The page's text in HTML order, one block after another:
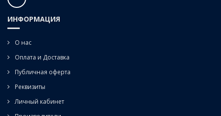
ИНФОРМАЦИЯ
О нас
Оплата и Доставка
Публичная оферта
Реквизиты
Личный кабинет